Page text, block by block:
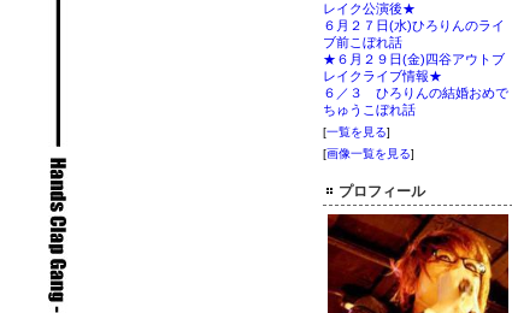
レイク公演後★
６月２７日(水)ひろりんのライ
ブ前こぼれ話
★６月２９日(金)四谷アウトブ
レイクライブ情報★
６／３ ひろりんの結婚おめで
ちゅうこぼれ話
[一覧を見る]
[画像一覧を見る]
プロフィール